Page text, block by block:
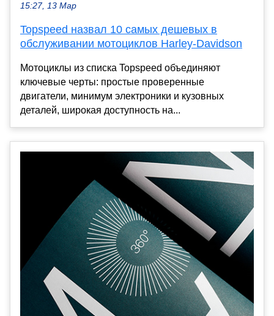
15:27, 13 Мар
Topspeed назвал 10 самых дешевых в
обслуживании мотоциклов Harley-Davidson
Мотоциклы из списка Topspeed объединяют
ключевые черты: простые проверенные
двигатели, минимум электроники и кузовных
деталей, широкая доступность на...